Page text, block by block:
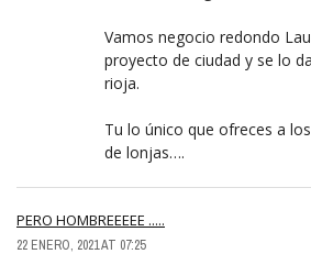
Vamos negocio redondo
proyecto de ciudad y se lo
rioja.
Tu lo único que ofreces a
de lonjas….
PERO HOMBREEEEE .....
22 ENERO, 2021 AT 07:25